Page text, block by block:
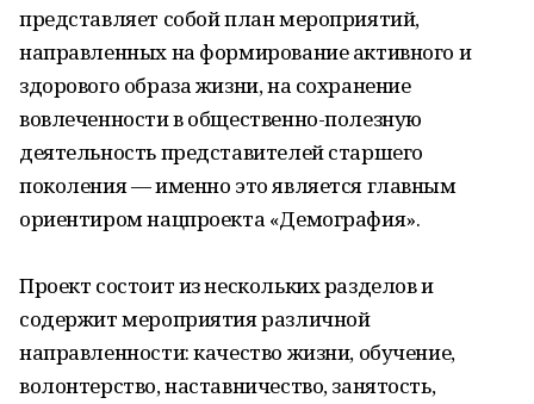
представляет собой план мероприятий,
направленных на формирование активного и
здорового образа жизни, на сохранение
вовлеченности в общественно-полезную
деятельность представителей старшего
поколения — именно это является главным
ориентиром нацпроекта «Демография».
Проект состоит из нескольких разделов и
содержит мероприятия различной
направленности: качество жизни, обучение,
волонтерство, наставничество, занятость,